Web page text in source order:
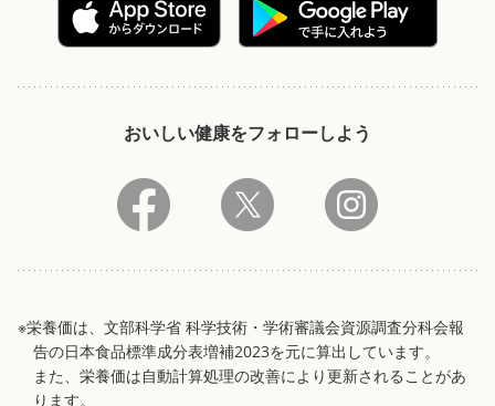
おいしい健康をフォローしよう
※栄養価は、文部科学省 科学技術・学術審議会資源調査分科会報
告の日本食品標準成分表増補2023を元に算出しています。
また、栄養価は自動計算処理の改善により更新されることがあ
ります。